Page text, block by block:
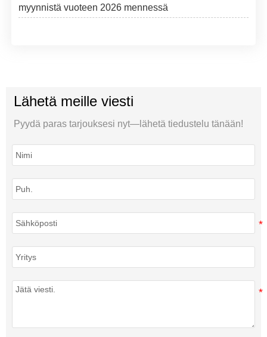
myynnistä vuoteen 2026 mennessä
Lähetä meille viesti
Pyydä paras tarjouksesi nyt—lähetä tiedustelu tänään!